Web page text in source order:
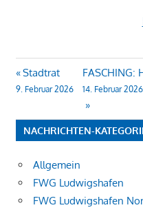
Stadtrat
9. Februar 2026
FASCHING:
14. Februar 2026
NACHRICHTEN-
Allgemein
FWG Ludwigshafen
FWG Ludwigshafen